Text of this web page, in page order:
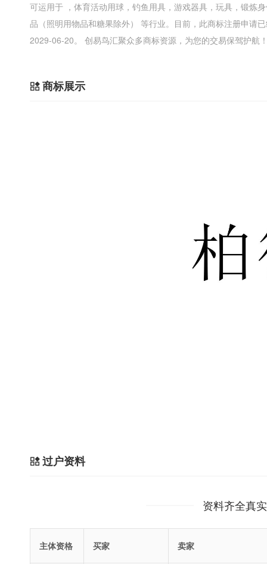
可运用于 ，体育活动用球，钓鱼用具，游戏器具，玩具，锻炼
品（照明用物品和糖果除外） 等行业。目前，此商标注册申请
2029-06-20。 创易鸟汇聚众多商标资源，为您的交易保驾护航
商标展示
过户资料
资料齐全真
主体资格 买家 卖家